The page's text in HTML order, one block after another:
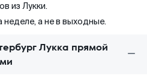
из Лукки.
неделе, а не в выходные.
Лукка прямой